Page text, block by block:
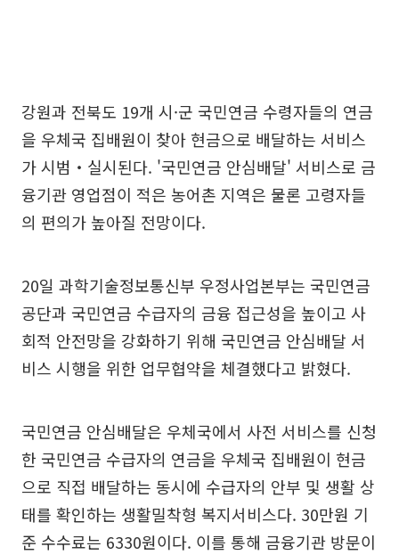
강원과 전북도 19개 시·군 국민연금 수령자들의 연금
을 우체국 집배원이 찾아 현금으로 배달하는 서비스
가 시범‧실시된다. '국민연금 안심배달' 서비스로 금
융기관 영업점이 적은 농어촌 지역은 물론 고령자들
의 편의가 높아질 전망이다.
20일 과학기술정보통신부 우정사업본부는 국민연금
공단과 국민연금 수급자의 금융 접근성을 높이고 사
회적 안전망을 강화하기 위해 국민연금 안심배달 서
비스 시행을 위한 업무협약을 체결했다고 밝혔다.
국민연금 안심배달은 우체국에서 사전 서비스를 신청
한 국민연금 수급자의 연금을 우체국 집배원이 현금
으로 직접 배달하는 동시에 수급자의 안부 및 생활 상
태를 확인하는 생활밀착형 복지서비스다. 30만원 기
준 수수료는 6330원이다. 이를 통해 금융기관 방문이